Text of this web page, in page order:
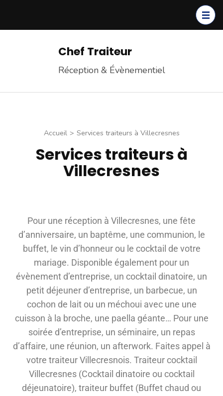
Chef Traiteur
Réception & Évènementiel
Accueil > Services traiteurs à Villecresnes
Services traiteurs à
Villecresnes
Pour une réception à Villecresnes, une fête
d’anniversaire, un baptême, une communion, le
buffet, le vin d’honneur ou le cocktail de votre
mariage. Disponible également pour un
évènement d’entreprise, un cocktail dinatoire, un
petit déjeuner d’entreprise, un barbecue, un
cochon de lait ou un méchoui avec une une
cuisson à la broche, une paella géante… Pour une
soirée d’entreprise, un séminaire, un repas
d’affaire, une réunion, un afterwork. Faites appel à
votre traiteur Villecresnois. Traiteur cocktail
Villecresnes (Cocktail dinatoire ou cocktail
déjeunatoire), traiteur buffet (Buffet chaud ou